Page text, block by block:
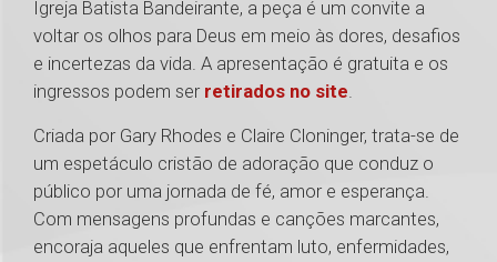
Igreja Batista Bandeirante, a peça é um convite a
voltar os olhos para Deus em meio às dores, desafios
e incertezas da vida. A apresentação é gratuita e os
ingressos podem ser retirados no site.
Criada por Gary Rhodes e Claire Cloninger, trata-se de
um espetáculo cristão de adoração que conduz o
público por uma jornada de fé, amor e esperança.
Com mensagens profundas e canções marcantes,
encoraja aqueles que enfrentam luto, enfermidades,